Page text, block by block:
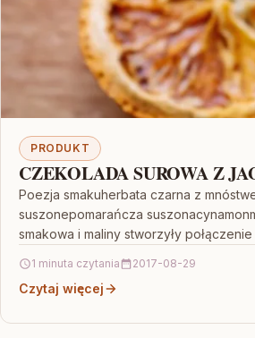
PRODUKT
CZEKOLADA SUROWA Z
Poezja smakuherbata czarna z
suszonepomarańcza
smakowa i maliny stworzyły
1 minuta czytania 2017-08-29
Czytaj więcej